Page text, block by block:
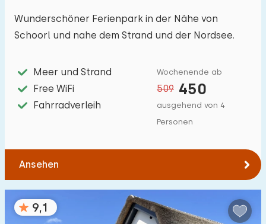
Hilfsmittel
Wunderschöner Ferienpark in der Nähe von
Schoorl und nahe dem Strand und der Nordsee.
Meer und Strand
Free WiFi
Fahrradverleih
Wochenende ab
509 450
ausgehend von 4
Personen
Ansehen
9,1